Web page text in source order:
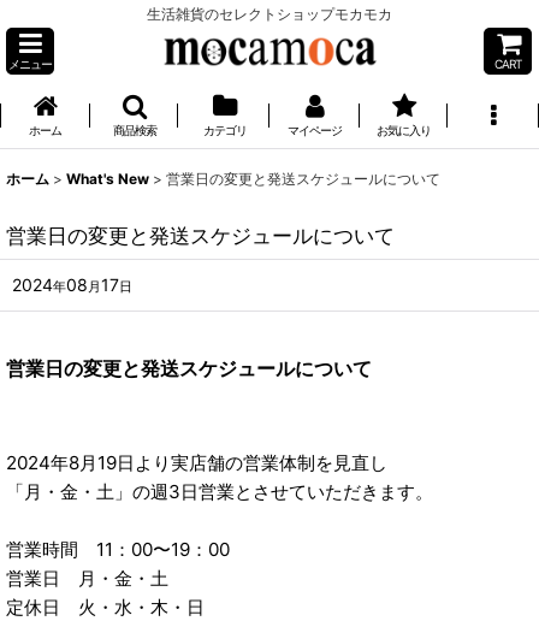
生活雑貨のセレクトショップモカモカ
メニュー CART
ホーム 商品検索 カテゴリ マイページ お気に入り
ホーム > What's New > 営業日の変更と発送スケジュールについて
営業日の変更と発送スケジュールについて
2024年08 月17日
営業日の変更と発送スケジュールについて
2024年8月19日より実店舗の営業体制を見直し
「月・金・土」の週3日営業とさせていただきます。
営業時間 11：00〜19：00
営業日 月・金・土
定休日 火・水・木・日